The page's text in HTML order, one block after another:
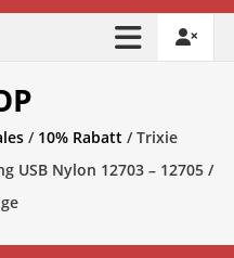
/ 10% Rabatt / Trixie
USB Nylon 12703 – 12705 /